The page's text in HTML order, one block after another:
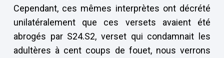
Cependant, ces mêmes interprètes ont décrété
unilatéralement que ces versets avaient été
abrogés par S24.S2, verset qui condamnait les
adultères à cent coups de fouet, nous verrons